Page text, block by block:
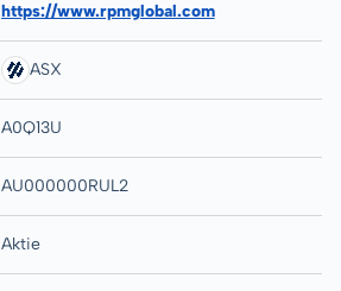
https://www.rpmglobal.com
ASX
A0Q13U
AU000000RUL2
Aktie